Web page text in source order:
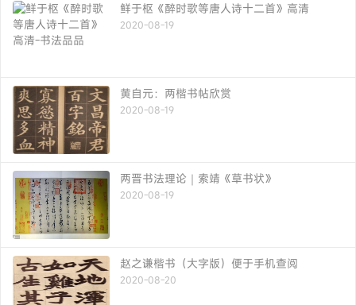
鲜于枢《醉时歌等唐人诗十二首》高清
2020-08-19
黄自元：两楷书帖欣赏
2020-08-19
两晋书法理论｜索靖《草书状》
2020-08-19
赵之谦楷书（大字版）便于手机查阅
2020-08-20